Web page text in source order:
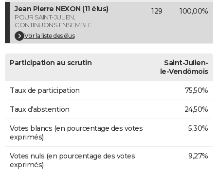
S'inscrire
Se connecter
Lycées
Collèges
Primaires
Universités
Entreprises
Service militaire
Avis de recherche
AVIS DE DÉCÈS
FORUM
Jean Pierre NEXON (11 élus)
POUR SAINT-JULIEN,
CONTINUONS ENSEMBLE
Voir la liste des élus
129 100,00%
Participation au scrutin
Saint-Julien-
le-Vendômois
Taux de participation 75,50%
Taux d'abstention 24,50%
Votes blancs (en pourcentage des votes
exprimés)
5,30%
Votes nuls (en pourcentage des votes
exprimés)
9,27%